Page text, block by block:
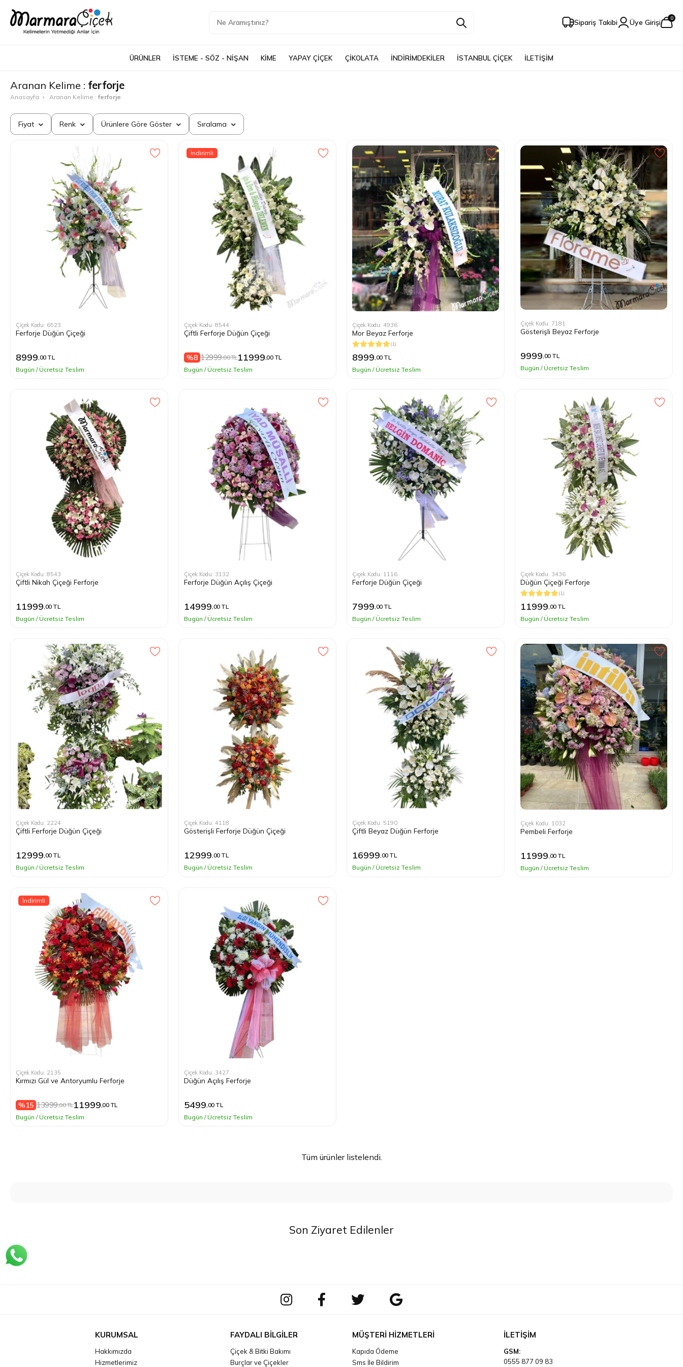
Sipariş Takibi Üye Girişi 0
ÜRÜNLER İSTEME - SÖZ - NİŞAN KİME YAPAY ÇİÇEK ÇİKOLATA İNDİRİMDEKİLER İSTANBUL ÇİÇEK İLETİŞİM
Aranan Kelime : ferforje
Anasayfa Aranan Kelime : ferforje
Fiyat
2.000 - 3.000 TL
3.000 - 5.000 TL
5.000 - 10.000 TL
10.000 TL ve üstü
Renk
Yeşil
Mavi
Kırmızı
Sarı
Pembe
Mor
Uygula
Ürünlere Göre Göster
İndirimli Ürünleri Göster
Yapay Ürünleri Göster
Canlı Ürünleri Göster
Sıralama
Ucuzdan Pahalıya
Pahalıdan Ucuza
En Çok Beğenilenler
En Çok Değerlendirilenler
En Yeniler
Çiçek Kodu: 6523
Ferforje Düğün Çiçeği
8999 ,00 TL
Bugün / Ücretsiz Teslim
İndirimli
Çiçek Kodu: 8544
Çiftli Ferforje Düğün Çiçeği
%8 12999,00 TL11999 ,00 TL
Bugün / Ücretsiz Teslim
Çiçek Kodu: 4936
Mor Beyaz Ferforje
(1)
8999,00 TL
Bugün / Ücretsiz Teslim
Çiçek Kodu: 7181
Gösterişli Beyaz Ferforje
9999,00 TL
Bugün / Ücretsiz Teslim
Çiçek Kodu: 8543
Çiftli Nikah Çiçeği Ferforje
11999 ,00 TL
Bugün / Ücretsiz Teslim
Çiçek Kodu: 3132
Ferforje Düğün Açılış Çiçeği
14999 ,00 TL
Bugün / Ücretsiz Teslim
Çiçek Kodu: 1116
Ferforje Düğün Çiçeği
7999 ,00 TL
Bugün / Ücretsiz Teslim
Çiçek Kodu: 3436
Düğün Çiçeği Ferforje
(1)
11999 ,00 TL
Bugün / Ücretsiz Teslim
Çiçek Kodu: 2224
Çiftli Ferforje Düğün Çiçeği
12999,00 TL
Bugün / Ücretsiz Teslim
Çiçek Kodu: 4118
Gösterişli Ferforje Düğün Çiçeği
12999,00 TL
Bugün / Ücretsiz Teslim
Çiçek Kodu: 5190
Çiftli Beyaz Düğün Ferforje
16999,00 TL
Bugün / Ücretsiz Teslim
Çiçek Kodu: 1032
Pembeli Ferforje
11999,00 TL
Bugün / Ücretsiz Teslim
İndirimli
Çiçek Kodu: 2135
Kırmızı Gül ve Antoryumlu Ferforje
%15 13999,00 TL11999 ,00 TL
Bugün / Ücretsiz Teslim
Çiçek Kodu: 3427
Düğün Açılış Ferforje
5499 ,00 TL
Bugün / Ücretsiz Teslim
Tüm ürünler listelendi.
Son Ziyaret Edilenler
KURUMSAL
Hakkımızda
Hizmetlerimiz
FAYDALI BILGILER
Çiçek & Bitki Bakımı
Burçlar ve Çiçekler
MÜŞTERI HIZMETLERI
Kapıda Ödeme
Sms İle Bildirim
İLETIŞIM
GSM:
0555 877 09 83